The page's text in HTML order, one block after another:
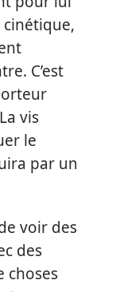
cinétique,
C’est
vis
le
par un
voir des
des
choses